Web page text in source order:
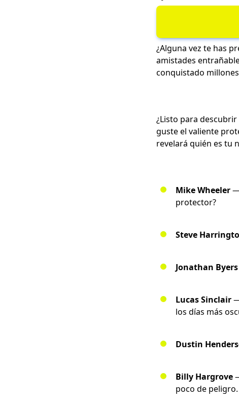
¿Alguna vez te has
amistades
conquistado
¿Listo para
guste el valiente
revelará quién es tu
Mike Wheeler
protector?
Steve
Jonathan Byers
Lucas Sinclair
los días más
Dustin
Billy Hargrove
poco de peligro.